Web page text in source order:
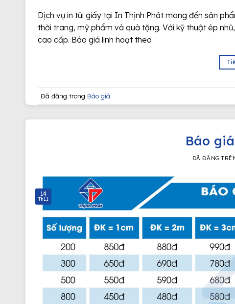
Dịch vụ in túi giấy tại In Thịnh Phát mang đến sản
thời trang, mỹ phẩm và quà tặng. Với kỹ thuật ép
cao cấp. Báo giá linh hoạt theo
Đã đăng trong Báo giá
Báo
ĐÃ ĐĂNG
14
Th11